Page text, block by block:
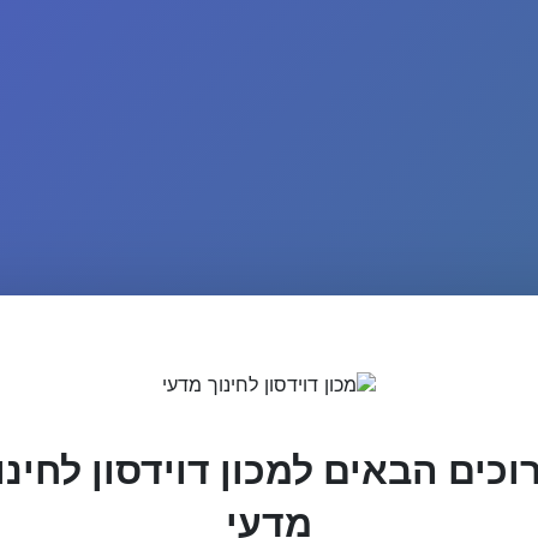
הבאים למכון דוידסון
מדעי